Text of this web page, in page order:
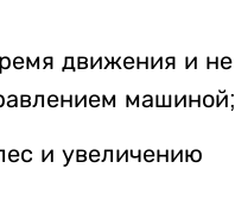
движения и не
машиной;
и увеличению